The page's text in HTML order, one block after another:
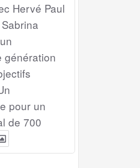
Hervé Paul
génération
pour un
de 700